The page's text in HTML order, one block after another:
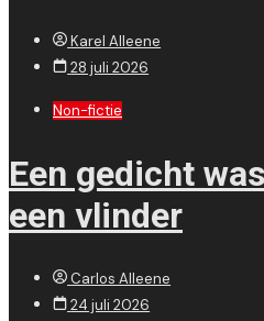
Karel Alleene
28 juli 2026
Non-fictie
Een gedicht
een vlinder
Carlos Alleene
24 juli 2026